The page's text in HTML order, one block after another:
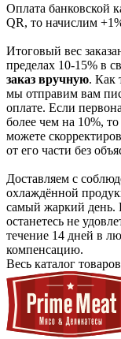
Оплата банковской
QR, то начислим
Итоговый вес
пределах 10-15% в
заказ вручную. Как
мы отправим вам
оплате. Если
более чем на 10%,
можете
от его части без
Доставляем с
охлаждённой
самый жаркий день.
останетесь не
течение 14 дней в
компенсацию.
Весь каталог товаров